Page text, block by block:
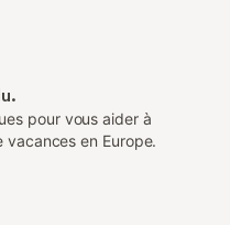
pour vous aider à
vacances en Europe.